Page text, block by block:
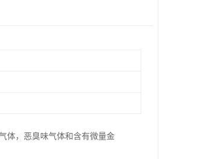
体，恶臭味气体和含有微量金